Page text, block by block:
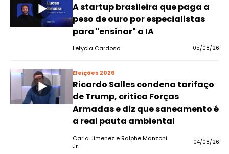
A startup brasileira que paga a
peso de ouro por especialistas
para "ensinar" a IA
Letycia Cardoso 05/08/26
Eleições 2026
Ricardo Salles condena tarifaço
de Trump, critica Forças
Armadas e diz que saneamento é
a real pauta ambiental
Carla Jimenez e Ralphe Manzoni
Jr.
04/08/26